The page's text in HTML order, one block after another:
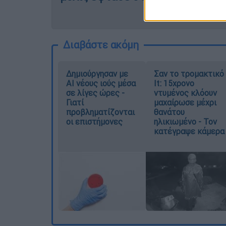
Διαβάστε ακόμη
Δημιούργησαν με
AI νέους ιούς μέσα
σε λίγες ώρες -
Γιατί
προβληματίζονται
οι επιστήμονες
Σαν το τρομακτικό
It: 15χρονο
ντυμένος κλόουν
μαχαίρωσε μέχρι
θανάτου
ηλικιωμένο - Τον
κατέγραψε κάμερα